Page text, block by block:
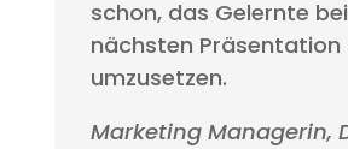
schon, das Gelernte
nächsten Präsentation
umzusetzen.
Marketing Managerin,